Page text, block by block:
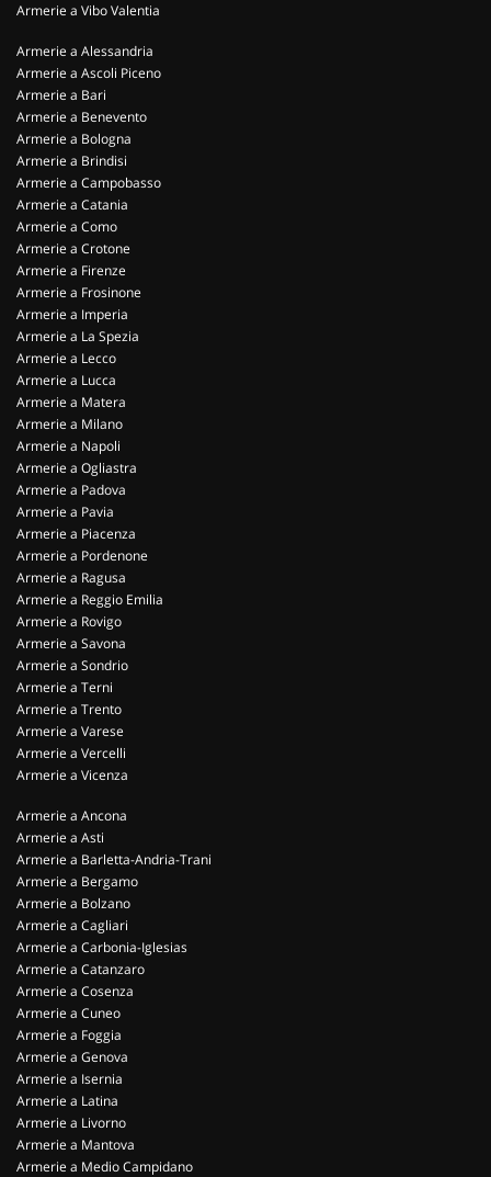
Armerie a Vibo Valentia
Armerie a Alessandria
Armerie a Ascoli Piceno
Armerie a Bari
Armerie a Benevento
Armerie a Bologna
Armerie a Brindisi
Armerie a Campobasso
Armerie a Catania
Armerie a Como
Armerie a Crotone
Armerie a Firenze
Armerie a Frosinone
Armerie a Imperia
Armerie a La Spezia
Armerie a Lecco
Armerie a Lucca
Armerie a Matera
Armerie a Milano
Armerie a Napoli
Armerie a Ogliastra
Armerie a Padova
Armerie a Pavia
Armerie a Piacenza
Armerie a Pordenone
Armerie a Ragusa
Armerie a Reggio Emilia
Armerie a Rovigo
Armerie a Savona
Armerie a Sondrio
Armerie a Terni
Armerie a Trento
Armerie a Varese
Armerie a Vercelli
Armerie a Vicenza
Armerie a Ancona
Armerie a Asti
Armerie a Barletta-Andria-Trani
Armerie a Bergamo
Armerie a Bolzano
Armerie a Cagliari
Armerie a Carbonia-Iglesias
Armerie a Catanzaro
Armerie a Cosenza
Armerie a Cuneo
Armerie a Foggia
Armerie a Genova
Armerie a Isernia
Armerie a Latina
Armerie a Livorno
Armerie a Mantova
Armerie a Medio Campidano